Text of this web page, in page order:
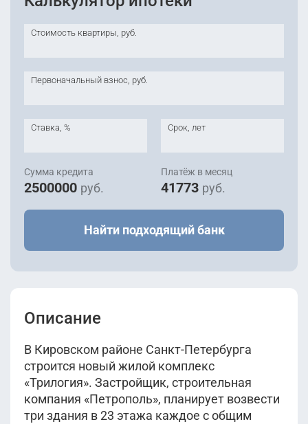
Стоимость квартиры, руб.
Первоначальный взнос, руб.
Ставка, % Срок, лет
Сумма кредита
2500000 руб.
Платёж в месяц
41773 руб.
Найти подходящий банк
Описание
В Кировском районе Санкт-Петербурга
строится новый жилой комплекс
«Трилогия». Застройщик, строительная
компания «Петрополь», планирует возвести
три здания в 23 этажа каждое с общим